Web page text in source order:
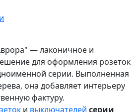
— лаконичное и
для оформления розеток
серии. Выполненная
она добавляет интерьеру
фактуру.
и выключателей серии